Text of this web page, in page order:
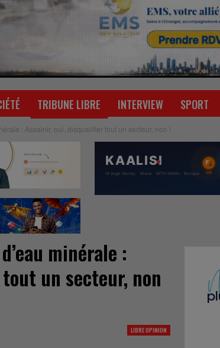
TRIBUNE LIBRE INTERVIEW SPORT
: Assainir, oui, disqualifier tout un secteur, non !
minérale :
un secteur, non
LIBRE OPINION